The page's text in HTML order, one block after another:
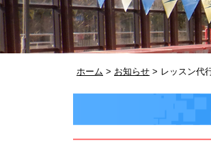
ホーム > お知らせ > レッスン代